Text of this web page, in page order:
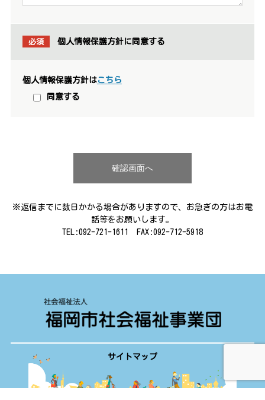
必須 個人情報保護方針に同意する
個人情報保護方針はこちら
同意する
※返信までに数日かかる場合がありますので、お急ぎの方はお電
話等をお願いします。
TEL:092-721-1611 FAX:092-712-5918
サイトマップ